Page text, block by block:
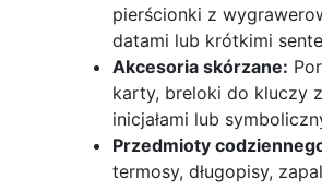
pierścionki z
datami lub krótkimi
Akcesoria skórzane:
karty, breloki do kluczy
inicjałami lub
Przedmioty
termosy, długopisy,